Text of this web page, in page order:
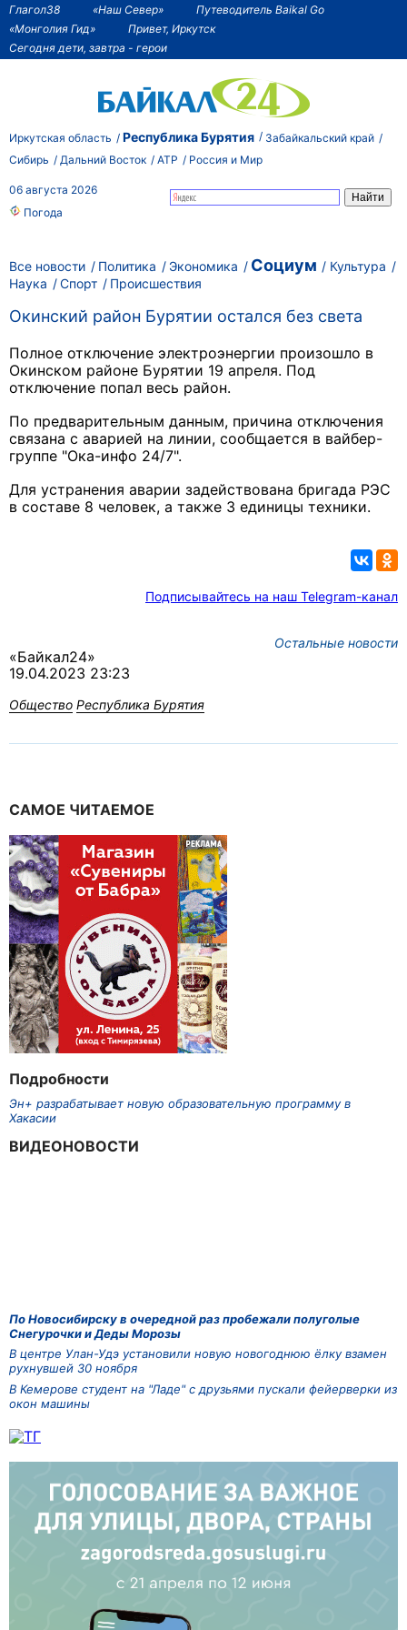
Глагол38 «Наш Север»
Путеводитель Baikal Go
«Монголия Гид»
Привет, Иркутск
Сегодня дети, завтра - герои
Иркутская область Республика Бурятия
Забайкальский край
Сибирь
Дальний Восток АТР Россия и Мир
06 августа 2026
Погода
Все новости Политика Экономика Социум
Культура
Наука
Спорт Происшествия
Окинский район Бурятии остался без света
Полное отключение электроэнергии произошло в
Окинском районе Бурятии 19 апреля. Под
отключение попал весь район.
По предварительным данным, причина отключения
связана с аварией на линии, сообщается в вайбер-
группе "Ока-инфо 24/7".
Для устранения аварии задействована бригада РЭС
в составе 8 человек, а также 3 единицы техники.
Подписывайтесь на наш Telegram-канал
Остальные новости
«Байкал24»
19.04.2023 23:23
Общество Республика Бурятия
САМОЕ ЧИТАЕМОЕ
Подробности
Эн+ разрабатывает новую образовательную программу в
Хакасии
ВИДЕОНОВОСТИ
По Новосибирску в очередной раз пробежали полуголые
Снегурочки и Деды Морозы
В центре Улан-Удэ установили новую новогоднюю ёлку взамен
рухнувшей 30 ноября
В Кемерове студент на "Ладе" с друзьями пускали фейерверки из
окон машины